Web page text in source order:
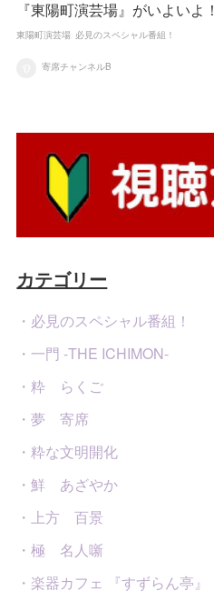
『東陽町演芸場』がいよいよ！
東陽町演芸場 必見のスペシャル番組！
寄席チャンネルB
カテゴリー
・必見のスペシャル番組！
・一門 -THE ICHIMON-
・粋 らくご
・夢 寄席
・粋な文明開化
・鮮 あざやか
・上方 百景
・極 名人噺
・楽器カフェ 『すずらん亭』